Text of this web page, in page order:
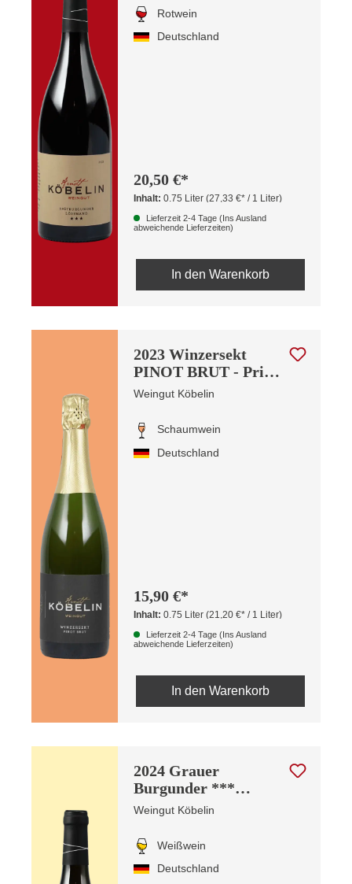
Rotwein
Deutschland
20,50 €*
Inhalt:0.75 Liter(27,33 €* / 1 Liter)
Lieferzeit 2-4 Tage (Ins Ausland
abweichende Lieferzeiten)
In den Warenkorb
2023 Winzersekt
PINOT BRUT - Privat
Cuvée -
Weingut Köbelin
Schaumwein
Deutschland
15,90 €*
Inhalt:0.75 Liter(21,20 €* / 1 Liter)
Lieferzeit 2-4 Tage (Ins Ausland
abweichende Lieferzeiten)
In den Warenkorb
2024 Grauer
Burgunder ***
Lösswand Spätlese
Weingut Köbelin
Weißwein
Deutschland